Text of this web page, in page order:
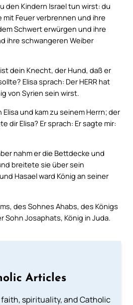
den Kindern Israel tun wirst: du
Feuer verbrennen und ihre
Schwert erwürgen und ihre
ihre schwangeren Weiber
dein Knecht, der Hund, daß er
Elisa sprach: Der HERR hat
von Syrien sein wirst.
und kam zu seinem Herrn; der
dir Elisa? Er sprach: Er sagte mir:
nahm er die Bettdecke und
breitete sie über sein
Hasael ward König an seiner
des Sohnes Ahabs, des Königs
Sohn Josaphats, König in Juda.
Articles
spirituality, and Catholic